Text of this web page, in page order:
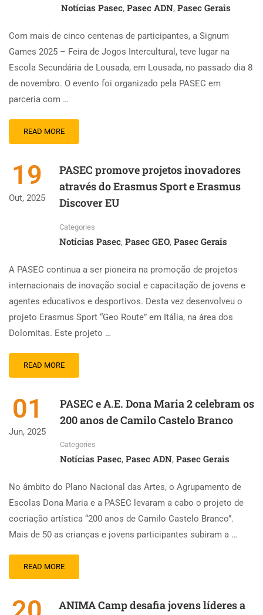
Notícias Pasec, Pasec ADN, Pasec Gerais
Com mais de cinco centenas de participantes, a Signum
Games 2025 – Feira de Jogos Intercultural, teve lugar na
Escola Secundária de Lousada, em Lousada, no passado dia 8
de novembro. O evento foi organizado pela PASEC em
parceria com …
READ MORE
19
Out, 2025
PASEC promove projetos inovadores
através do Erasmus Sport e Erasmus
Discover EU
Categories
Notícias Pasec, Pasec GEO, Pasec Gerais
A PASEC continua a ser pioneira na promoção de projetos
internacionais de inovação social e capacitação de jovens e
agentes educativos e desportivos. Desta vez desenvolveu o
projeto Erasmus Sport “Geo Route” em Itália, na área dos
Dolomitas. Este projeto …
READ MORE
01
Jun, 2025
PASEC e A.E. Dona Maria 2 celebram os
200 anos de Camilo Castelo Branco
Categories
Notícias Pasec, Pasec ADN, Pasec Gerais
No âmbito do Plano Nacional das Artes, o Agrupamento de
Escolas Dona Maria e a PASEC levaram a cabo o projeto de
cocriação artística “200 anos de Camilo Castelo Branco”.
Mais de 50 as crianças e jovens participantes subiram a …
READ MORE
ANIMA Camp desafia jovens líderes a